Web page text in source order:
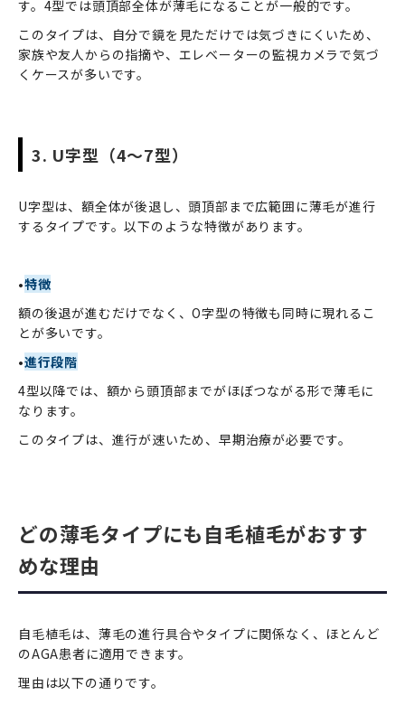
す。4型では頭頂部全体が薄毛になることが一般的です。
このタイプは、自分で鏡を見ただけでは気づきにくいため、
家族や友人からの指摘や、エレベーターの監視カメラで気づ
くケースが多いです。
3. U字型（4～7型）
U字型は、額全体が後退し、頭頂部まで広範囲に薄毛が進行
するタイプです。以下のような特徴があります。
•特徴
額の後退が進むだけでなく、O字型の特徴も同時に現れるこ
とが多いです。
•進行段階
4型以降では、額から頭頂部までがほぼつながる形で薄毛に
なります。
このタイプは、進行が速いため、早期治療が必要です。
どの薄毛タイプにも自毛植毛がおすす
めな理由
自毛植毛は、薄毛の進行具合やタイプに関係なく、ほとんど
のAGA患者に適用できます。
理由は以下の通りです。